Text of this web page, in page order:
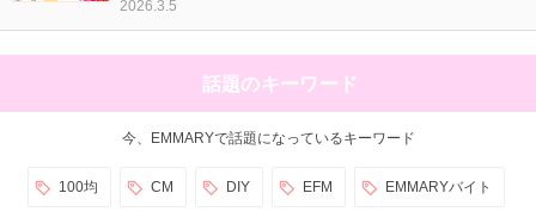
2026.3.5
話題のキーワード
今、EMMARYで話題になっているキーワード
100均 CM DIY EFM EMMARYバイト